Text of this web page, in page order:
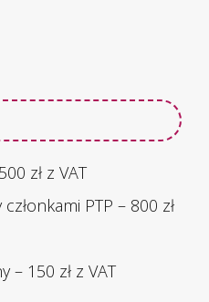
zł z VAT
PTP – 800 zł
– 150 zł z VAT